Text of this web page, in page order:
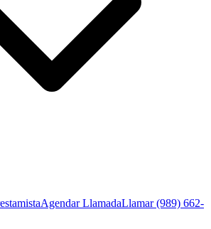
Agendar LlamadaLlamar (989) 662-